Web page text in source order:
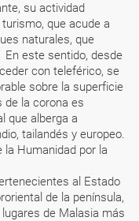
su actividad
que acude a
naturales, que
este sentido, desde
con teleférico, se
sobre la superficie
de la corona es
que alberga a
tailandés y europeo.
la Humanidad por la
al Estado
de la península,
de Malasia más